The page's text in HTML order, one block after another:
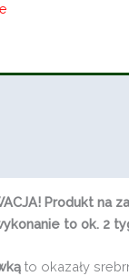
Produkt na
to ok. 2
to okazały